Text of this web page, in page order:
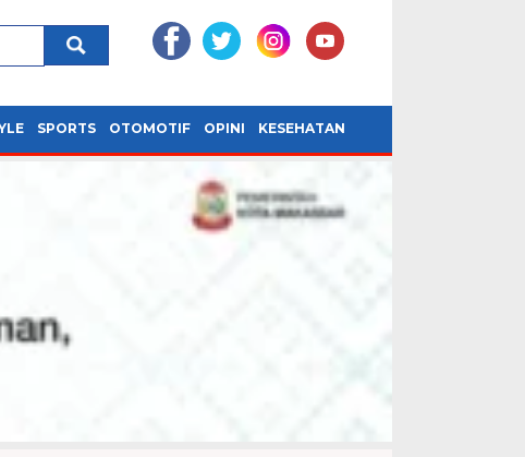
SPORTS OTOMOTIF OPINI KESEHATAN